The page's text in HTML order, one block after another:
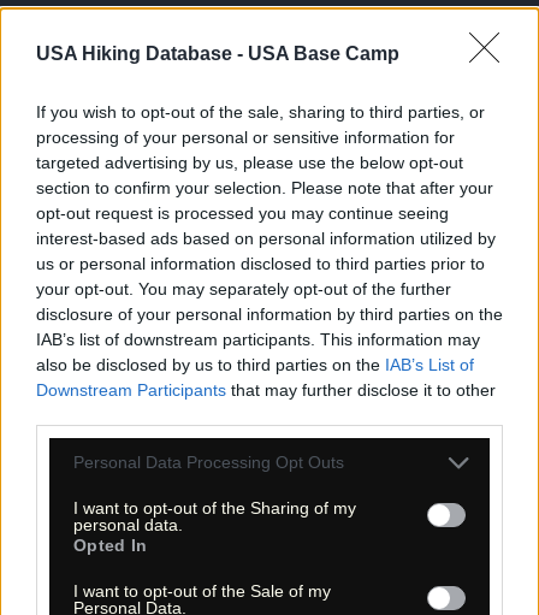
USA Hiking Database - USA Base Camp
If you wish to opt-out of the sale, sharing to third parties, or
processing of your personal or sensitive information for
targeted advertising by us, please use the below opt-out
section to confirm your selection. Please note that after your
opt-out request is processed you may continue seeing
interest-based ads based on personal information utilized by
us or personal information disclosed to third parties prior to
your opt-out. You may separately opt-out of the further
disclosure of your personal information by third parties on the
IAB’s list of downstream participants. This information may
also be disclosed by us to third parties on the IAB’s List of
Downstream Participants that may further disclose it to other
Please note that this website/app uses one or more Google
not limited to your visit or usage behaviour. You may click to
grant or deny consent to Google and its third-party tags to
use your data for below specified purposes in below Google
consent section.
Personal Data Processing Opt Outs
I want to opt-out of the Sharing of my
personal data.
Opted In
I want to opt-out of the Sale of my
Personal Data.
4.2 Anfahrt | Getting there
und unter der Interstate durch. Wenn Sie von Mount Shasta
kommen, dann parken Sie nach der Ausfahrt links am
Parkplatz. Gegenüber ist der Trailhead (GPS-Daten siehe
oben).
4.3 Wanderung | Hike
Der Trail führt bereits nach 0,2 Meilen zum diesem kleinen
Wasserfall, den Hedge Creek Falls. Als wir vor Ort waren, kam
das Wasser eher tröpfelnd daher. Sie gehen hinter dem
Wasserfall in einem kleinen Alkoven rum und nehmen dann
vielleicht noch die nächsten 0,2 Meilen bis zu einer kleinen
Aussichtsplattform auf den Sacramento River. Der Fluß zieht
gemächlich der Hauptstadt Kaliforniens entgegen.
5. Wanderkarten Hiking maps
Nachfolgend finden Sie zwei Wanderkarten:
(Strassenkarte - topographische Karte - Satellit | Street